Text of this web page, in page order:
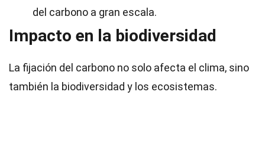
del carbono a gran escala.
Impacto en la biodiversidad
La fijación del carbono no solo afecta el clima, sino
también la biodiversidad y los ecosistemas.